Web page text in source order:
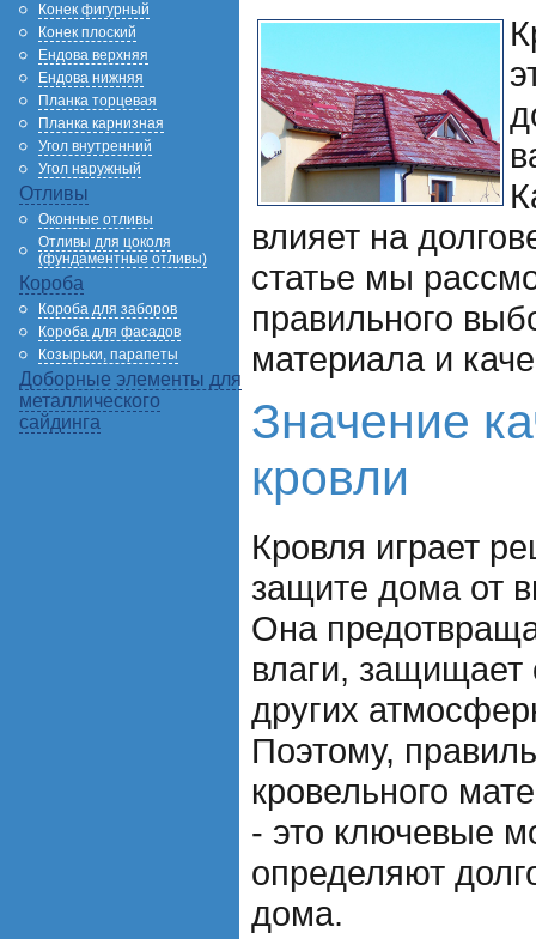
Конек фигурный
Конек плоский
Ендова верхняя
Ендова нижняя
Планка торцевая
Планка карнизная
Угол внутренний
Угол наружный
Отливы
Оконные отливы
Отливы для цоколя
(фундаментные отливы)
Короба
Короба для заборов
Короба для фасадов
Козырьки, парапеты
Доборные элементы для
металлического
сайдинга
влияет на
статье мы
правильного
материала и
Значение
кровли
Кровля играет
защите дома от
Она
влаги, защищает
других
Поэтому,
кровельного
- это ключевые
определяют
дома.